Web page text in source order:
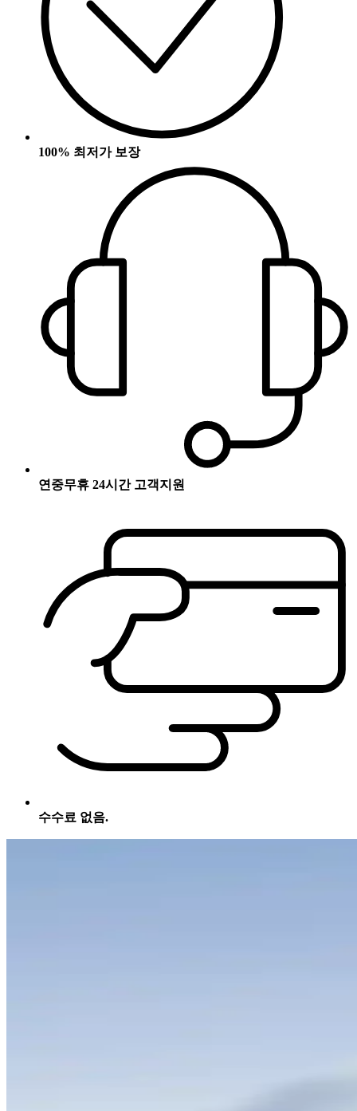
100% 최저가 보장
연중무휴 24시간 고객지원
수수료 없음.